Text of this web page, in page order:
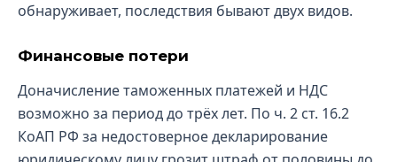
обнаруживает, последствия бывают двух видов.
Финансовые потери
Доначисление таможенных платежей и НДС
возможно за период до трёх лет. По ч. 2 ст. 16.2
КоАП РФ за недостоверное декларирование